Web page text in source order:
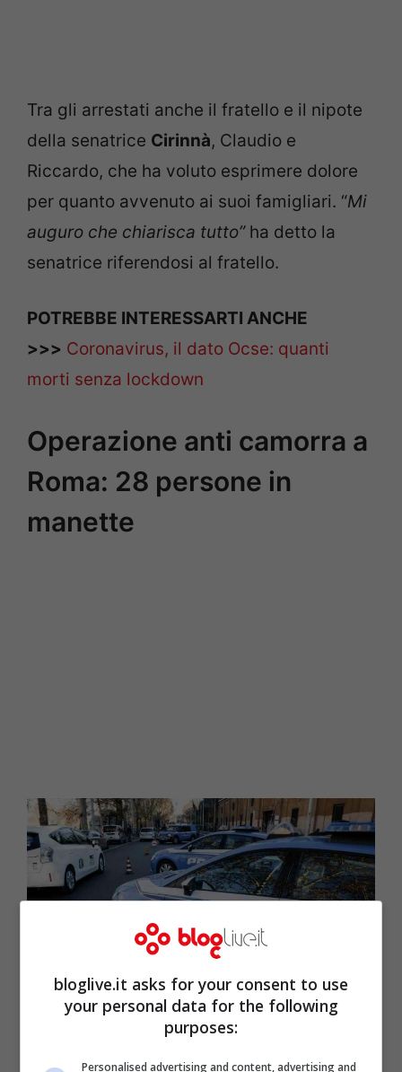
Tra gli arrestati anche il fratello e il nipote
della senatrice Cirinnà, Claudio e
Riccardo, che ha voluto esprimere dolore
per quanto avvenuto ai suoi famigliari. “Mi
auguro che chiarisca tutto”ha detto la
senatrice riferendosi al fratello.
POTREBBE INTERESSARTI ANCHE
>>> Coronavirus, il dato Ocse: quanti
morti senza lockdown
Operazione anti camorra a
Roma: 28 persone in
manette
Macchine della polizia (Getty Images)
bloglive.it asks for your consent to use
your personal data for the following
purposes:
Personalised advertising and content, advertising and